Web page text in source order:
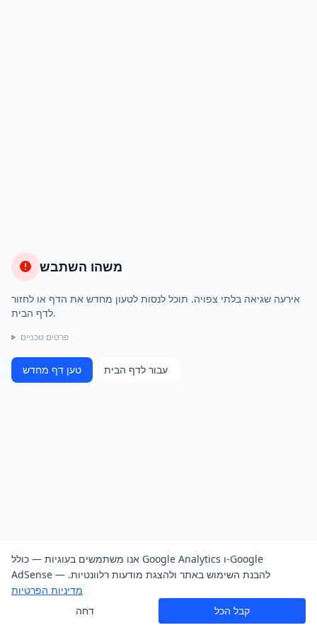
משהו השתבש
אירעה שגיאה בלתי צפויה. תוכל לנסות לטעון מחדש את הדף או לחזור
לדף הבית.
פרטים טכניים
טען דף מחדש עבור לדף הבית
אנו משתמשים בעוגיות — כולל Google Analytics ו-Google
AdSense — להבנת השימוש באתר ולהצגת מודעות רלוונטיות.
מדיניות הפרטיות
דחה
קבל הכל